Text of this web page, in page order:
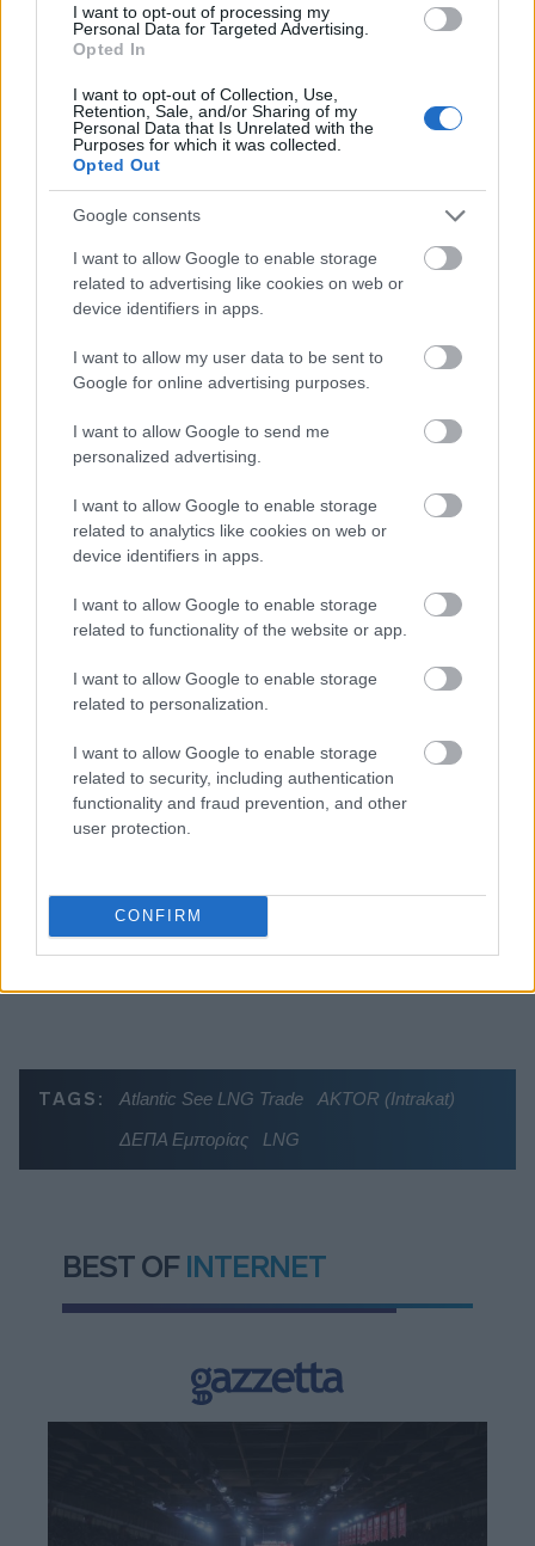
I want to opt-out of processing my
Personal Data for Targeted Advertising.
Opted In
I want to opt-out of Collection, Use,
Retention, Sale, and/or Sharing of my
Personal Data that Is Unrelated with the
Purposes for which it was collected.
Opted Out
Google consents
I want to allow Google to enable storage
related to advertising like cookies on web or
device identifiers in apps.
I want to allow my user data to be sent to
Google for online advertising purposes.
I want to allow Google to send me
personalized advertising.
I want to allow Google to enable storage
related to analytics like cookies on web or
device identifiers in apps.
I want to allow Google to enable storage
related to functionality of the website or app.
I want to allow Google to enable storage
related to personalization.
I want to allow Google to enable storage
related to security, including authentication
functionality and fraud prevention, and other
user protection.
CONFIRM
Ακολουθήστε το
πρώτοι όλες τιςειδήσειςαπό την Ελλάδα και τον κόσμο.
Διαβάζονται αυτή τη στιγμή
Η γαλάζια «θετική ατζέντα» στο δρόμο για το
2027 - Το παράπονο της Καρυστιανού - Στον
ΣΥΡΙΖΑ μελετούν Ιστορία
Πυρόπληκτοι: Τι σημαίνουν τα «πράσινα»,
«κίτρινα» και «κόκκινα» σπίτια για τις
Ποια είναι η (κυβερνητική) λίστα με τα μεγάλα
οδικά έργα και τα εκτιμώμενα
χρονοδιαγράμματα
TAGS: Atlantic See LNG Trade
AKTOR (Intrakat)
ΔΕΠΑ Εμπορίας
LNG
BEST OF INTERNET